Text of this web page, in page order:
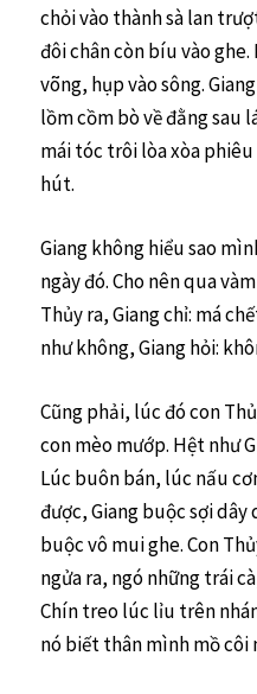
chỏi vào thành sà lan
đôi chân còn bíu vào
võng, hụp vào sông.
lồm cồm bò về đằng sau
mái tóc trôi lòa xòa
hút.
Giang không hiểu sao
ngày đó. Cho nên qua
Thủy ra, Giang chỉ: má
như không, Giang hỏi:
Cũng phải, lúc đó con
con mèo mướp. Hệt như
Lúc buôn bán, lúc nấu
được, Giang buộc sợi dây
buộc vô mui ghe. Con
ngửa ra, ngó những trái
Chín treo lúc lỉu trên
nó biết thân mình mồ côi